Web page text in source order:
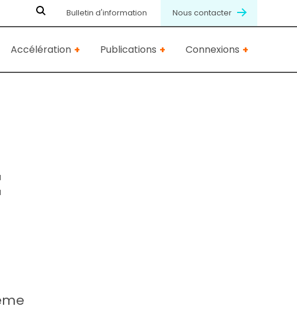
Bulletin d'information Nous contacter
Accélération Publications Connexions